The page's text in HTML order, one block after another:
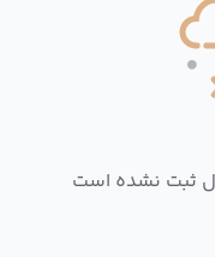
ثبت نشده است